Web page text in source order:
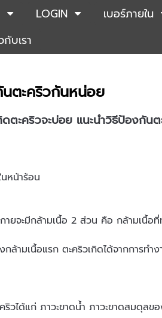
LOGIN เบอร์ภายใน
กับเรา
นตะคริวกันหน่อย
ดตะคริวจะบ่อย แนะนำวิธีป้องกัน
นหน้าร้อน
กายจะมีกล้ามเนื้อ 2 ส่วน คือ กล้ามเ
ล้ามเนื้อแรก ตะคริวเกิดได้จากการท
วได้แก่ ภาวะขาดน้ำ ภาวะขาดสมดุล